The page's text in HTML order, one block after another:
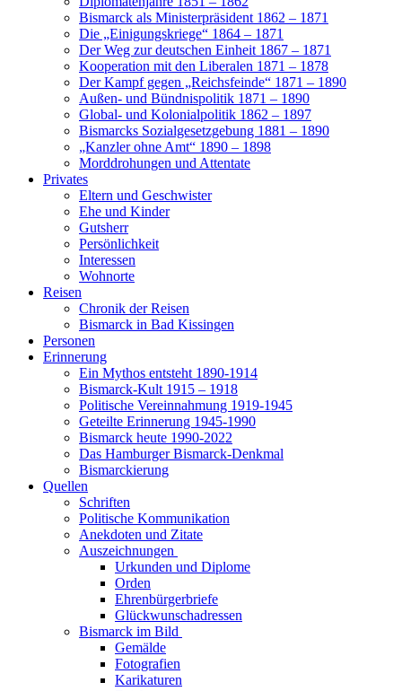
Bismarck als Ministerpräsident 1862 – 1871
Die „Einigungskriege“ 1864 – 1871
Der Weg zur deutschen Einheit 1867 – 1871
Kooperation mit den Liberalen 1871 – 1878
Der Kampf gegen „Reichsfeinde“ 1871 – 1890
Außen- und Bündnispolitik 1871 – 1890
Global- und Kolonialpolitik 1862 – 1897
Bismarcks Sozialgesetzgebung 1881 – 1890
„Kanzler ohne Amt“ 1890 – 1898
Morddrohungen und Attentate
Privates
Eltern und Geschwister
Ehe und Kinder
Gutsherr
Persönlichkeit
Interessen
Wohnorte
Reisen
Chronik der Reisen
Bismarck in Bad Kissingen
Personen
Erinnerung
Ein Mythos entsteht 1890-1914
Bismarck-Kult 1915 – 1918
Politische Vereinnahmung 1919-1945
Geteilte Erinnerung 1945-1990
Bismarck heute 1990-2022
Das Hamburger Bismarck-Denkmal
Bismarckierung
Quellen
Schriften
Politische Kommunikation
Anekdoten und Zitate
Auszeichnungen
Urkunden und Diplome
Orden
Ehrenbürgerbriefe
Glückwunschadressen
Bismarck im Bild
Gemälde
Fotografien
Karikaturen